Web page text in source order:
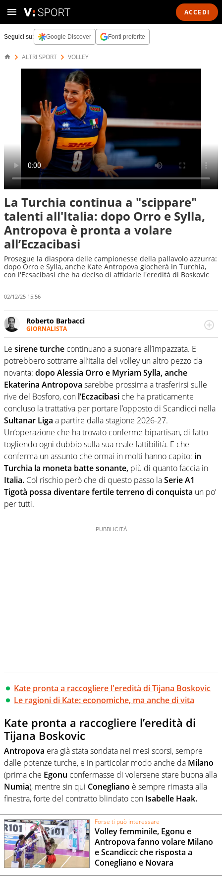
ACCEDI
Seguici su: Google Discover Fonti preferite
ALTRI SPORT VOLLEY
La Turchia continua a "scippare"
talenti all'Italia: dopo Orro e Sylla,
Antropova è pronta a volare
all’Eczacibasi
Prosegue la diaspora delle campionesse della pallavolo azzurra:
dopo Orro e Sylla, anche Kate Antropova giocherà in Turchia,
con l'Ecsacibasi che ha deciso di affidarle l'eredità di Boskovic
02/12/25 15:56
Roberto Barbacci
GIORNALISTA
Giornalista (pubblicista) sportivo a tutto campo, è il
tuttologo di Virgilio Sport. Provate a chiedergli di boxe, di
scherma, di volley o di curling: ve ne farà innamorare
Le sirene turche continuano a suonare all’impazzata. E
potrebbero sottrarre all’Italia del volley un altro pezzo da
novanta: dopo Alessia Orro e Myriam Sylla, anche
Ekaterina Antropova sarebbe prossima a trasferirsi sulle
rive del Bosforo, con l’Eczacibasi che ha praticamente
concluso la trattativa per portare l’opposto di Scandicci nella
Sultanar Liga a partire dalla stagione 2026-27.
Un’operazione che ha trovato conferme bipartisan, di fatto
togliendo ogni dubbio sulla sua reale fattibilità. E che
conferma un assunto che ormai in molti hanno capito: in
Turchia la moneta batte sonante, più di quanto faccia in
Italia. Col rischio però che di questo passo laSerie A1
Tigotà possa diventare fertile terreno di conquista un po’
per tutti.
Kate pronta a raccogliere l'eredità di Tijana Boskovic
Le ragioni di Kate: economiche, ma anche di vita
Kate pronta a raccogliere l’eredità di
Tijana Boskovic
Antropova era già stata sondata nei mesi scorsi, sempre
dalle potenze turche, e in particolar modo anche da Milano
(prima che Egonu confermasse di volersene stare buona alla
Numia), mentre sin qui Conegliano è sempre rimasta alla
finestra, forte del contratto blindato con Isabelle Haak.
Forse ti può interessare
Volley femminile, Egonu e
Antropova fanno volare Milano
e Scandicci: che risposta a
Conegliano e Novara